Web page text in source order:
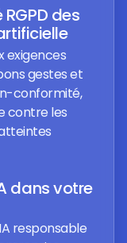
des
exigences
gestes et
conformité,
contre les
dans votre
responsable